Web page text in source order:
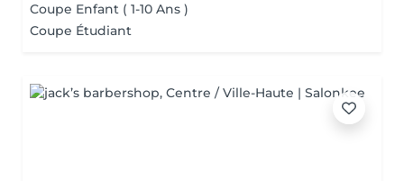
Coupe Enfant ( 1-10 Ans )
Coupe Étudiant